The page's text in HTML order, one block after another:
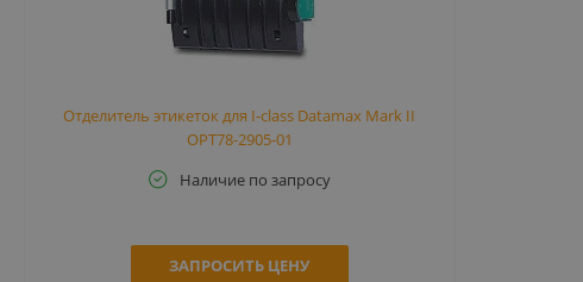
Отделитель этикеток для I-class Datamax Mark II
OPT78-2905-01
Наличие по запросу
ЗАПРОСИТЬ ЦЕНУ